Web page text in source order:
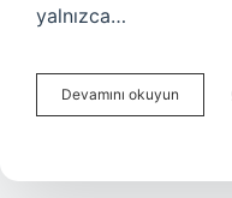
yalnızca…
Devamını okuyun
Nasıl